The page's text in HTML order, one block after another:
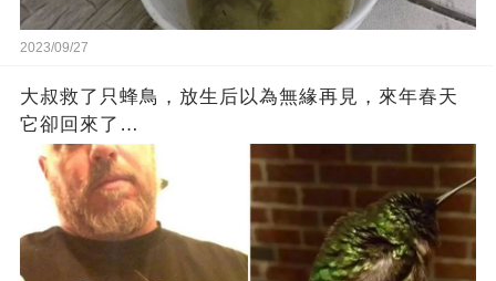
2023/09/27
大叔救了只蜂鳥，放生后以為無緣再見，來年春天
它卻回來了…